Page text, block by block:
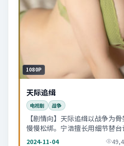
1080P
天际追缉
电视剧 战争
【剧情向】天际追缉以战争为
慢慢松绑。宁浩擅长用细节替
几场对手戏后劲很足。
2024-11-04